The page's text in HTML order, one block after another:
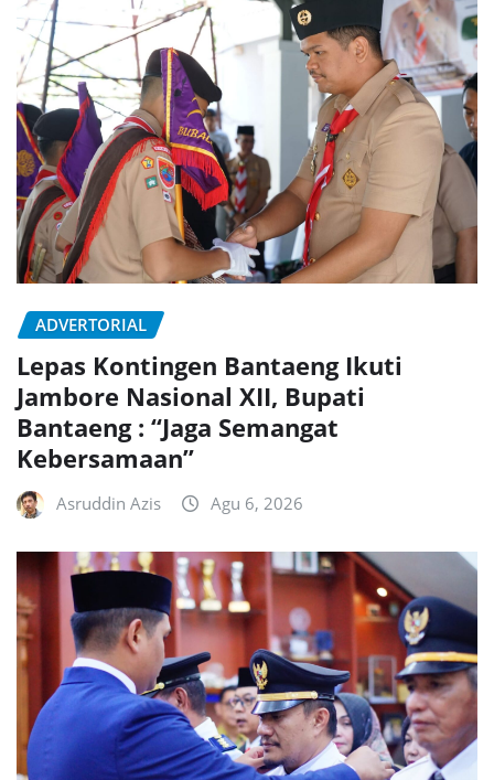
ADVERTORIAL
Lepas Kontingen Bantaeng Ikuti
Jambore Nasional XII, Bupati
Bantaeng : “Jaga Semangat
Kebersamaan”
Asruddin Azis Agu 6, 2026